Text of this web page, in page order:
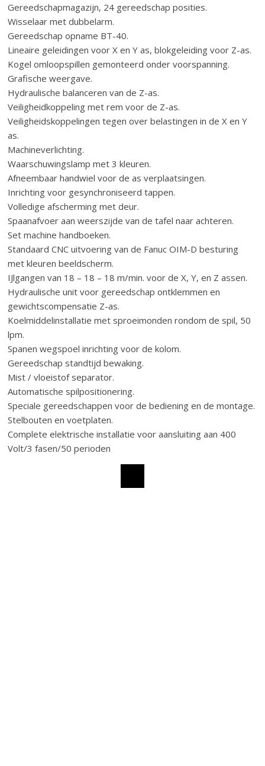
Gereedschapmagazijn, 24 gereedschap posities.
Wisselaar met dubbelarm.
Gereedschap opname BT-40.
Lineaire geleidingen voor X en Y as, blokgeleiding voor Z-as.
Kogel omloopspillen gemonteerd onder voorspanning.
Grafische weergave.
Hydraulische balanceren van de Z-as.
Veiligheidkoppeling met rem voor de Z-as.
Veiligheidskoppelingen tegen over belastingen in de X en Y
as.
Machineverlichting.
Waarschuwingslamp met 3 kleuren.
Afneembaar handwiel voor de as verplaatsingen.
Inrichting voor gesynchroniseerd tappen.
Volledige afscherming met deur.
Spaanafvoer aan weerszijde van de tafel naar achteren.
Set machine handboeken.
Standaard CNC uitvoering van de Fanuc OIM-D besturing
met kleuren beeldscherm.
IJlgangen van 18 – 18 – 18 m/min. voor de X, Y, en Z assen.
Hydraulische unit voor gereedschap ontklemmen en
gewichtscompensatie Z-as.
Koelmiddelinstallatie met sproeimonden rondom de spil, 50
lpm.
Spanen wegspoel inrichting voor de kolom.
Gereedschap standtijd bewaking.
Mist / vloeistof separator.
Automatische spilpositionering.
Speciale gereedschappen voor de bediening en de montage.
Stelbouten en voetplaten.
Complete elektrische installatie voor aansluiting aan 400
Volt/3 fasen/50 perioden